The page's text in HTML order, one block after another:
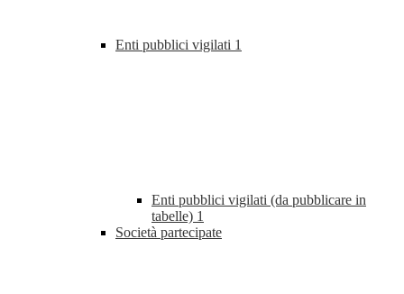
Enti pubblici vigilati 1
Enti pubblici vigilati (da pubblicare in
tabelle) 1
Società partecipate